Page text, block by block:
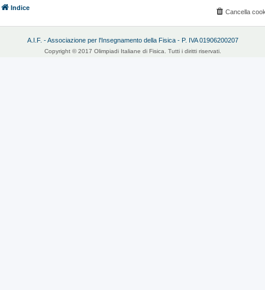
Indice
Cancella
A.I.F. - Associazione per l'Insegnamento della Fisica - P. IVA 01906200207
Copyright © 2017 Olimpiadi Italiane di Fisica. Tutti i diritti riservati.